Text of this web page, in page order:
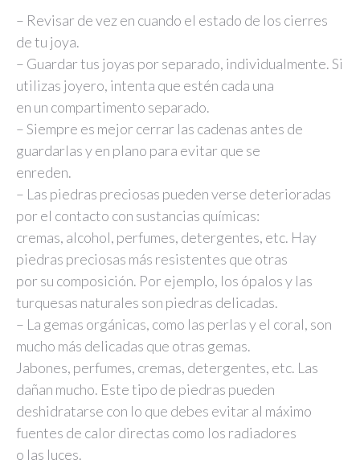
– Revisar de vez en cuando el estado de los cierres
de tu joya.
– Guardar tus joyas por separado, individualmente. Si
utilizas joyero, intenta que estén cada una
en un compartimento separado.
– Siempre es mejor cerrar las cadenas antes de
guardarlas y en plano para evitar que se
enreden.
– Las piedras preciosas pueden verse deterioradas
por el contacto con sustancias químicas:
cremas, alcohol, perfumes, detergentes, etc. Hay
piedras preciosas más resistentes que otras
por su composición. Por ejemplo, los ópalos y las
turquesas naturales son piedras delicadas.
– La gemas orgánicas, como las perlas y el coral, son
mucho más delicadas que otras gemas.
Jabones, perfumes, cremas, detergentes, etc. Las
dañan mucho. Este tipo de piedras pueden
deshidratarse con lo que debes evitar al máximo
fuentes de calor directas como los radiadores
o las luces.